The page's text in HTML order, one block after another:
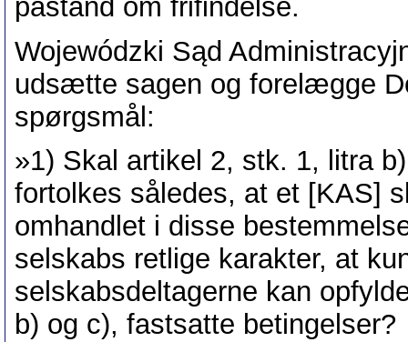
påstand om frifindelse.
Wojewódzki Sąd
udsætte sagen og forelægge
spørgsmål:
»1) Skal artikel 2, stk. 1, litra
fortolkes således, at et [KAS]
omhandlet i disse
selskabs retlige karakter, at
selskabsdeltagerne kan
b) og c), fastsatte betingelser?